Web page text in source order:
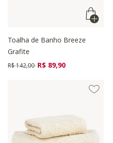
Toalha de Banho Breeze
Grafite
Preço reduzido de
R$ 142,00 para
R$ 89,90